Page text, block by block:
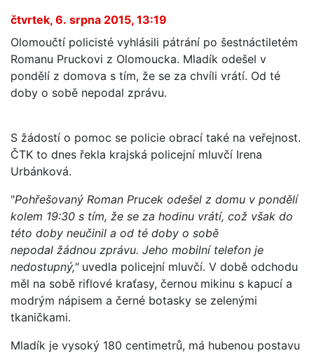
čtvrtek, 6. srpna 2015, 13:19
Olomoučtí policisté vyhlásili pátrání po šestnáctiletém
Romanu Pruckovi z Olomoucka. Mladík odešel v
pondělí z domova s tím, že se za chvíli vrátí. Od té
doby o sobě nepodal zprávu.
S žádostí o pomoc se policie obrací také na veřejnost.
ČTK to dnes řekla krajská policejní mluvčí Irena
Urbánková.
"Pohřešovaný Roman Prucek odešel z domu v pondělí
kolem 19:30 s tím, že se za hodinu vrátí, což však do
této doby neučinil a od té doby o sobě
nepodal žádnou zprávu. Jeho mobilní telefon je
nedostupný,"uvedla policejní mluvčí. V době odchodu
měl na sobě riflové kraťasy, černou mikinu s kapucí a
modrým nápisem a černé botasky se zelenými
tkaničkami.
Mladík je vysoký 180 centimetrů, má hubenou postavu